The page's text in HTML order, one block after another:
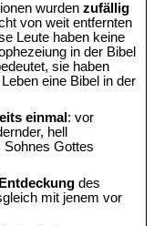
wurdenzufällig
von weit entfernten
Leute haben keine
in der Bibel
sie haben
eine Bibel in der
einmal : vor
hell
Sohnes Gottes
des
mit jenem vor